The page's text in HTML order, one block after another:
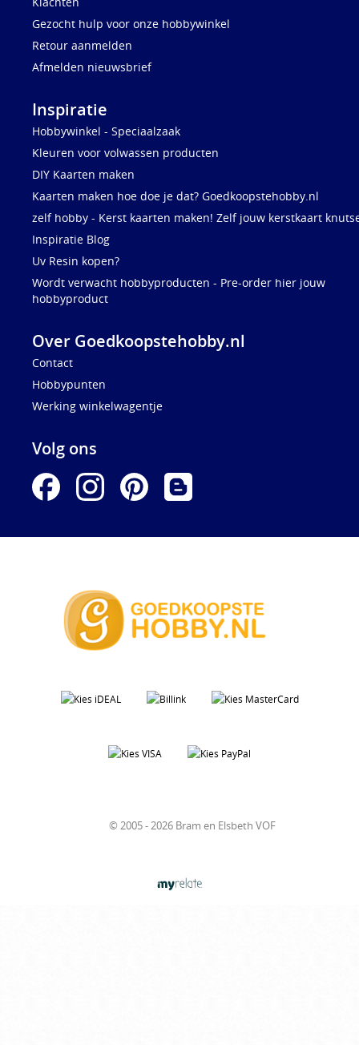
Gezocht hulp voor onze hobbywinkel
Retour aanmelden
Afmelden nieuwsbrief
Inspiratie
Hobbywinkel - Speciaalzaak
Kleuren voor volwassen producten
DIY Kaarten maken
Kaarten maken hoe doe je dat? Goedkoopstehobby.nl
zelf hobby - Kerst kaarten maken! Zelf jouw kerstkaart
Inspiratie Blog
Uv Resin kopen?
Wordt verwacht hobbyproducten - Pre-order hier jouw
hobbyproduct
Over Goedkoopstehobby.nl
Contact
Hobbypunten
Werking winkelwagentje
Volg ons
© 2005 - 2026 Bram en Elsbeth VOF